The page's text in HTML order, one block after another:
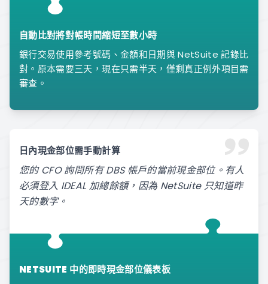
自動比對將對帳時間縮短至數小時
銀行交易使用參考號碼、金額和日期與 NetSuite 記錄比
對。原本需要三天，現在只需半天，僅剩真正例外項目需
審查。
日內現金部位需手動計算
您的 CFO 詢問所有 DBS 帳戶的當前現金部位。有人
必須登入 IDEAL 加總餘額，因為 NetSuite 只知道昨
天的數字。
NETSUITE 中的即時現金部位儀表板